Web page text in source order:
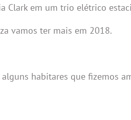
em um trio elétrico
vamos ter mais em 2018.
habitares que fizemos